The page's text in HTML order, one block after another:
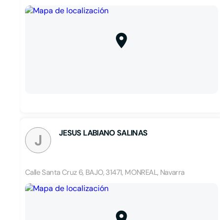
J JESUS LABIANO SALINAS
Calle Santa Cruz 6, BAJO, 31471, MONREAL, Navarra